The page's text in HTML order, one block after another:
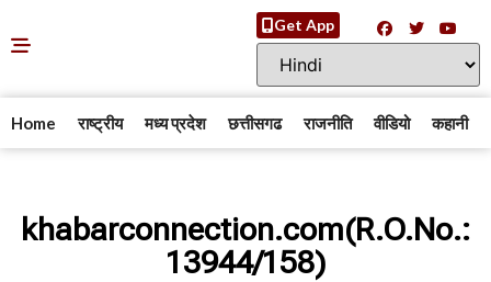
Get App
Home राष्ट्रीय मध्य प्रदेश छत्तीसगढ राजनीति वीडियो कहानी
khabarconnection.com(R.O.No.:
13944/158)